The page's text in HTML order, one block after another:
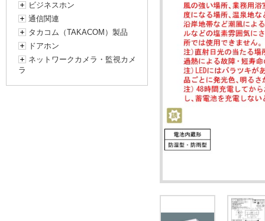
ビジネスホン
通信関連
タカコム（TAKACOM）製品
ドアホン
ネットワークカメラ・監視カメ
ラ